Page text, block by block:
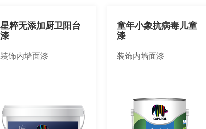
星粹无添加厨卫阳台
漆
装饰内墙面漆
童年小象抗病毒儿童
漆
装饰内墙面漆